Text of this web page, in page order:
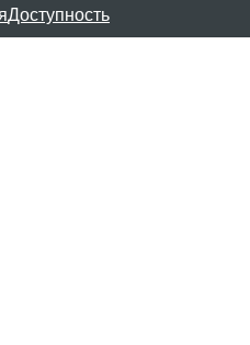
Доступность